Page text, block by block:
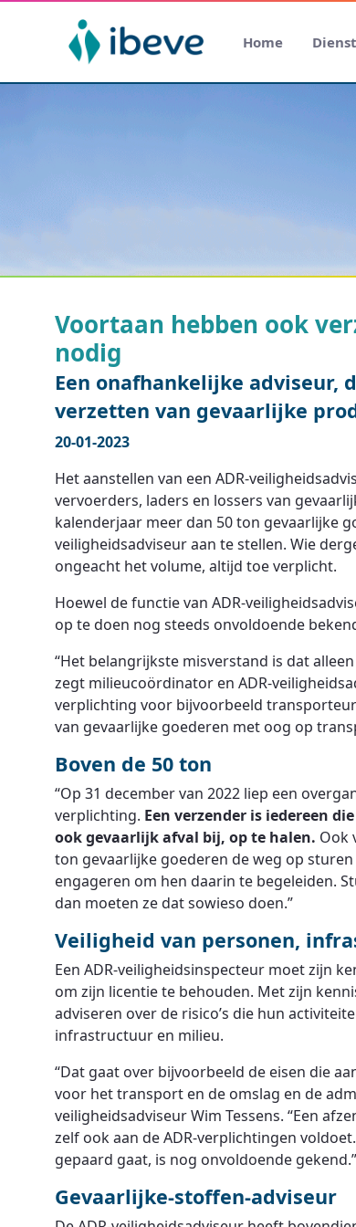
Home
Voortaan hebben ook
nodig
Een onafhankelijke
verzetten van gevaarlijke
20-01-2023
Het aanstellen van een ADR-
vervoerders, laders en lossers van
kalenderjaar meer dan 50 ton gevaarlijke
veiligheidsadviseur aan te stellen. Wie
ongeacht het volume, altijd toe verplicht.
Hoewel de functie van ADR-
op te doen nog steeds onvoldoende
“Het belangrijkste misverstand is dat
zegt milieucoördinator en ADR-
verplichting voor bijvoorbeeld
van gevaarlijke goederen met oog op
Boven de 50 ton
“Op 31 december van 2022 liep een
verplichting. Een verzender is iedereen
ook gevaarlijk afval bij, op te halen. Ook
ton gevaarlijke goederen de weg op
engageren om hen daarin te begeleiden.
dan moeten ze dat sowieso doen.”
Veiligheid van personen,
Een ADR-veiligheidsinspecteur moet zijn
om zijn licentie te behouden. Met zijn
adviseren over de risico’s die hun
infrastructuur en milieu.
“Dat gaat over bijvoorbeeld de eisen die
voor het transport en de omslag en de
veiligheidsadviseur Wim Tessens. “Een
zelf ook aan de ADR-verplichtingen
gepaard gaat, is nog onvoldoende gekend.”
Gevaarlijke-stoffen-adviseur